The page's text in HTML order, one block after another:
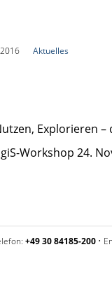
Aktuelles
Explorieren
Workshop 24.
+49 30 84185-200 •